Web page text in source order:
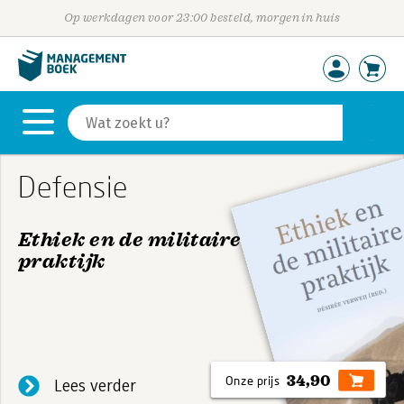
Op werkdagen voor 23:00 besteld, morgen in huis
Defensie
Ethiek en de militaire
praktijk
De Nederlandse samenleving verwacht van haar
militairen dat zij op moreel verantwoorde wijze
handelen. Dat is een terechte verwachting die
tegelijk niet zo vanzelfsprekend en eenduidig is
als het klinkt. De huidige militaire praktijk laat
Lees verder 34,90